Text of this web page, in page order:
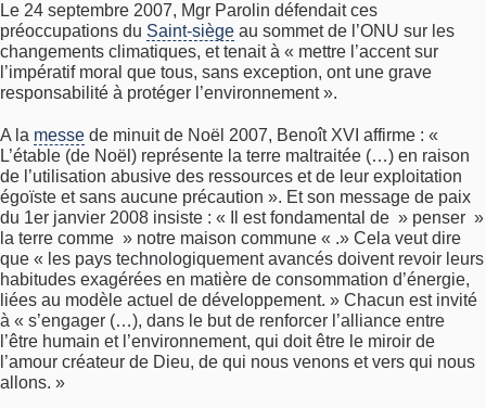
Le 24 septembre 2007, Mgr Parolin défendait ces
préoccupations du Saint-siège au sommet de l’ONU sur les
changements climatiques, et tenait à « mettre l’accent sur
l’impératif moral que tous, sans exception, ont une grave
responsabilité à protéger l’environnement ».
A la messe de minuit de Noël 2007, Benoît XVI affirme : «
L’étable (de Noël) représente la terre maltraitée (…) en raison
de l’utilisation abusive des ressources et de leur exploitation
égoïste et sans aucune précaution ». Et son message de paix
du 1er janvier 2008 insiste : « Il est fondamental de » penser »
la terre comme » notre maison commune « .» Cela veut dire
que « les pays technologiquement avancés doivent revoir leurs
habitudes exagérées en matière de consommation d’énergie,
liées au modèle actuel de développement. » Chacun est invité
à « s’engager (…), dans le but de renforcer l’alliance entre
l’être humain et l’environnement, qui doit être le miroir de
l’amour créateur de Dieu, de qui nous venons et vers qui nous
allons. »